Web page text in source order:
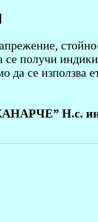
се получи
да се използва
Н.с.